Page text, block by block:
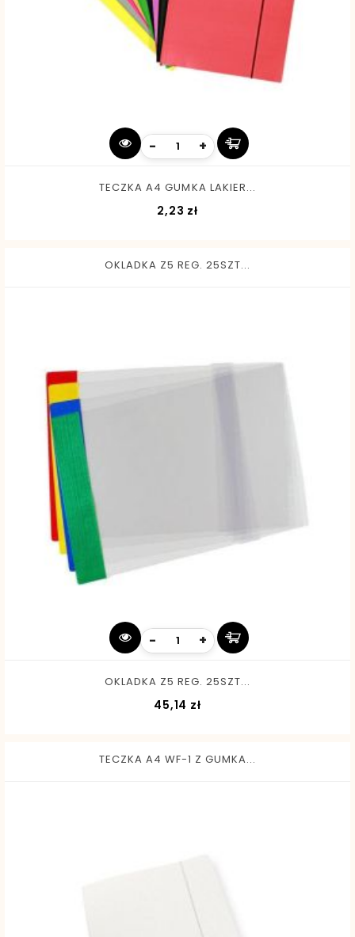
- +
TECZKA A4 GUMKA LAKIER...
2,23 zł
OKLADKA Z5 REG. 25SZT...
- +
OKLADKA Z5 REG. 25SZT...
45,14 zł
TECZKA A4 WF-1 Z GUMKA...